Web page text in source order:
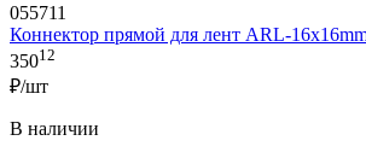
055711
Коннектор прямой для лент ARL-
35012
₽/шт
В наличии